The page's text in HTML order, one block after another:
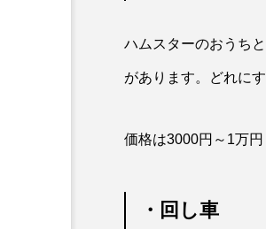
ハムスターのおうち
があります。どれに
価格は3000円～1万円
・回し車